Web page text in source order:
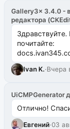
Gallery3x 3.4.0 -
редактора
почитайте:
ms2galleryphp
Ivan K.·Вчера
UiCMPGenerator
Отлично!
Евгений·03